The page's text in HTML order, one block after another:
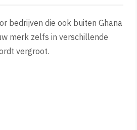
bedrijven die ook buiten Ghana
merk zelfs in verschillende
vergroot.